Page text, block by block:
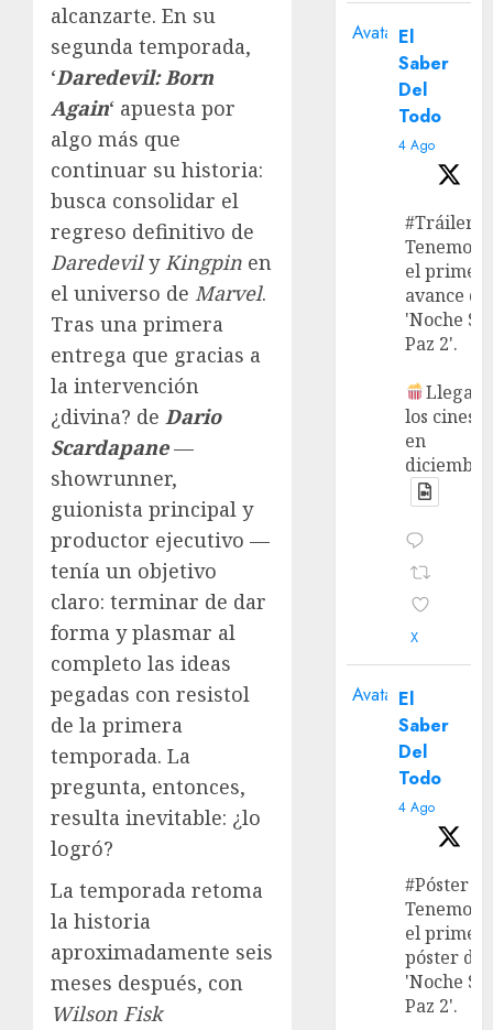
alcanzarte. En su
segunda temporada,
‘Daredevil: Born
Again‘ apuesta por
algo más que
continuar su historia:
busca consolidar el
regreso definitivo de
DaredevilyKingpin en
el universo de Marvel.
Tras una primera
entrega que gracias a
la intervención
¿divina? de Dario
Scardapane—
showrunner,
guionista principal y
productor ejecutivo —
tenía un objetivo
claro: terminar de dar
forma y plasmar al
completo las ideas
pegadas con resistol
de la primera
temporada. La
pregunta, entonces,
resulta inevitable: ¿lo
logró?
La temporada retoma
la historia
aproximadamente seis
meses después, con
Wilson Fisk
Avatar El
Saber
Del
Todo
4 Ago
#Tráiler
Tenemos
el primer
avance de
'Noche
Paz 2'.
Llega a
los cines
en
X
Avatar El
Saber
Del
Todo
4 Ago
#Póster
Tenemos
el primer
póster de
'Noche
Paz 2'.